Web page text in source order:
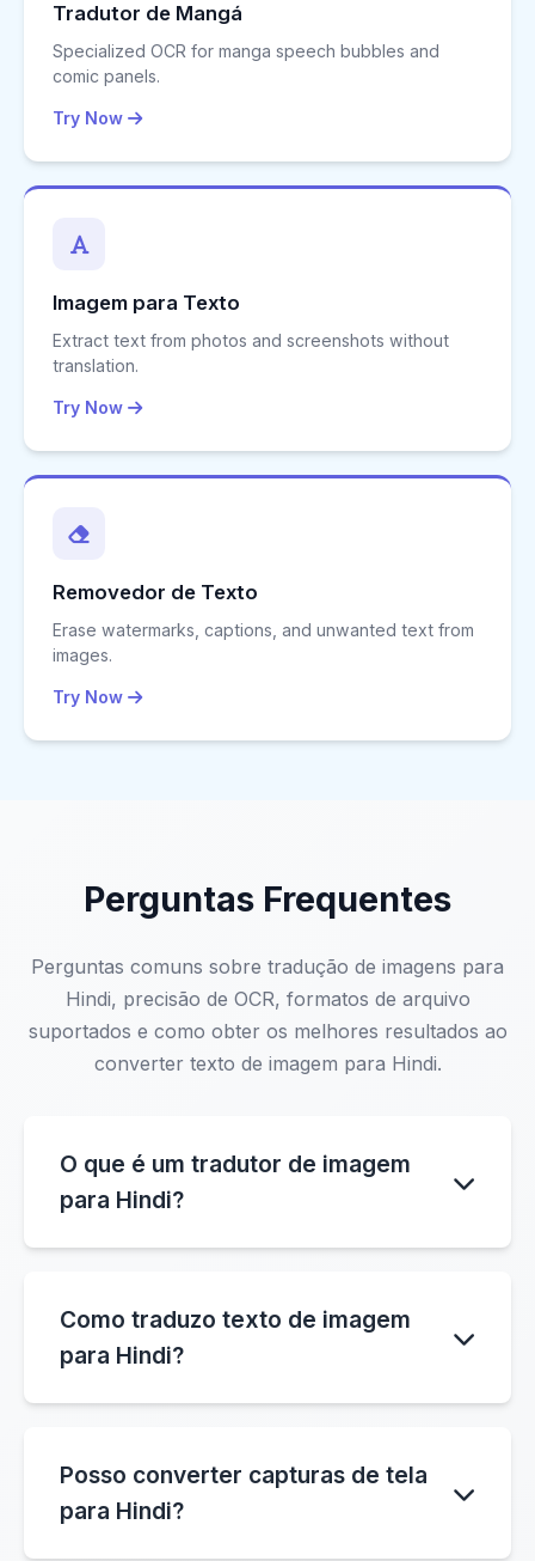
Tradutor de Mangá
Specialized OCR for manga speech bubbles and
comic panels.
Try Now
Imagem para Texto
Extract text from photos and screenshots without
translation.
Try Now
Removedor de Texto
Erase watermarks, captions, and unwanted text from
images.
Try Now
Perguntas Frequentes
Perguntas comuns sobre tradução de imagens para
Hindi, precisão de OCR, formatos de arquivo
suportados e como obter os melhores resultados ao
converter texto de imagem para Hindi.
O que é um tradutor de imagem
para Hindi?
usando tecnologia OCR e o converte para
Hindi automaticamente. Você pode carregar
Como traduzo texto de imagem
para Hindi?
automaticamente o texto usando OCR. Após
a detecção, a ferramenta traduz o texto para
Posso converter capturas de tela
para Hindi?